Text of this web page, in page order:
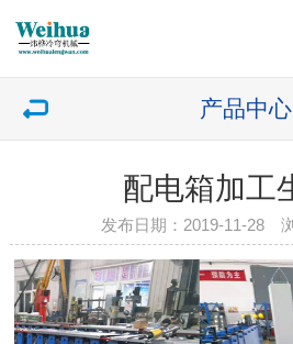
产品中心
配电箱加工
发布日期：2019-11-28